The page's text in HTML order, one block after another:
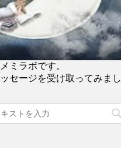
ミラボです。
セージを受け取ってみまし